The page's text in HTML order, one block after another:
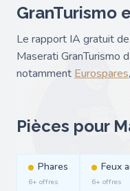
GranTurismo
Le rapport IA gratuit
Maserati GranTurismo
notamment Eurospares
Pièces pour
Phares
6+ offres
Feux
6+ offres